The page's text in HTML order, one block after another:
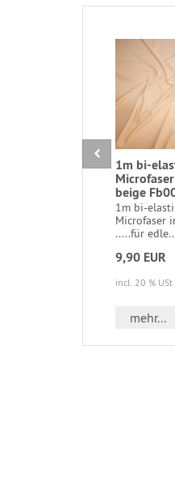
1m bi-
beige
1m bi-
Microfaser
.....für
9,90 EUR
incl. 20 % USt
mehr...